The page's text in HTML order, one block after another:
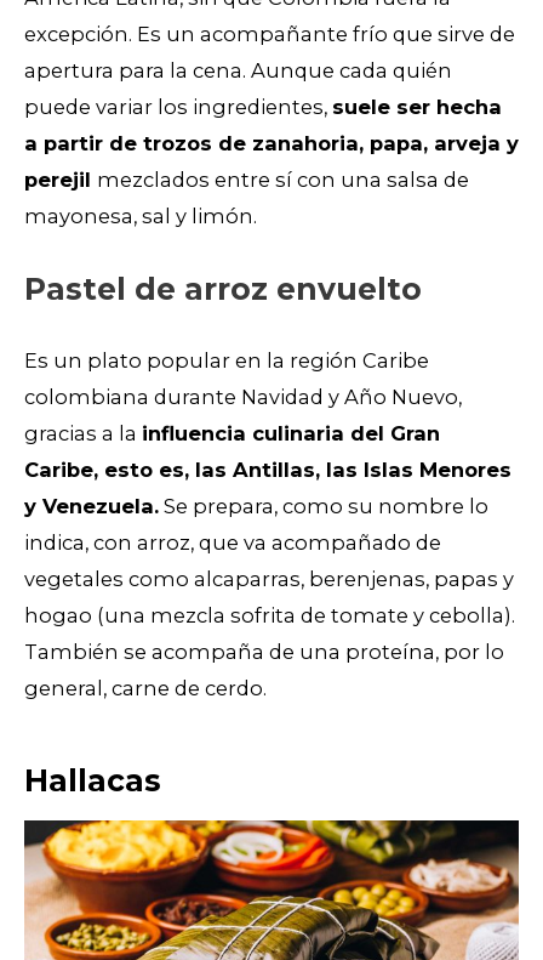
excepción. Es un acompañante frío que sirve de
apertura para la cena. Aunque cada quién
puede variar los ingredientes, suele ser hecha
a partir de trozos de zanahoria, papa, arveja y
perejil mezclados entre sí con una salsa de
mayonesa, sal y limón.
Pastel de arroz envuelto
Es un plato popular en la región Caribe
colombiana durante Navidad y Año Nuevo,
gracias a la influencia culinaria del Gran
Caribe, esto es, las Antillas, las Islas Menores
y Venezuela. Se prepara, como su nombre lo
indica, con arroz, que va acompañado de
vegetales como alcaparras, berenjenas, papas y
hogao (una mezcla sofrita de tomate y cebolla).
También se acompaña de una proteína, por lo
general, carne de cerdo.
Hallacas